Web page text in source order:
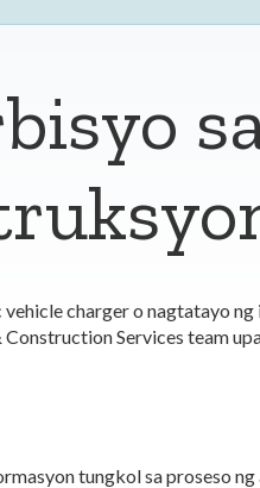
charger o nagtatayo
Construction Services team
tungkol sa proseso